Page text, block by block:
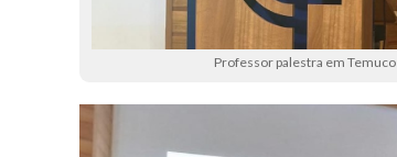
Professor palestra em Temuco